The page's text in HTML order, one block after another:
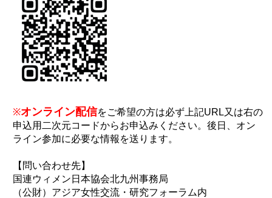
※オンライン配信をご希望の方は必ず上記URL又は右の
申込用二次元コードからお申込みください。後日、オン
ライン参加に必要な情報を送ります。
【問い合わせ先】
国連ウィメン日本協会北九州事務局
（公財）アジア女性交流・研究フォーラム内